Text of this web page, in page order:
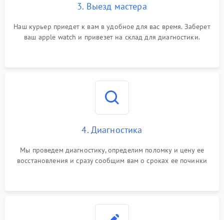
3. Выезд мастера
Наш курьер приедет к вам в удобное для вас время. Заберет
ваш apple watch и привезет на склад для диагностики.
4. Диагностика
Мы проведем диагностику, определим поломку и цену ее
восстановления и сразу сообщим вам о сроках ее починки